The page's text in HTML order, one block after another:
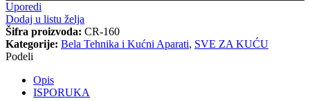
Uporedi
Dodaj u listu želja
Šifra proizvoda: CR-160
Kategorije: Bela Tehnika i Kućni Aparati, SVE ZA KUĆU
Podeli
Opis
ISPORUKA